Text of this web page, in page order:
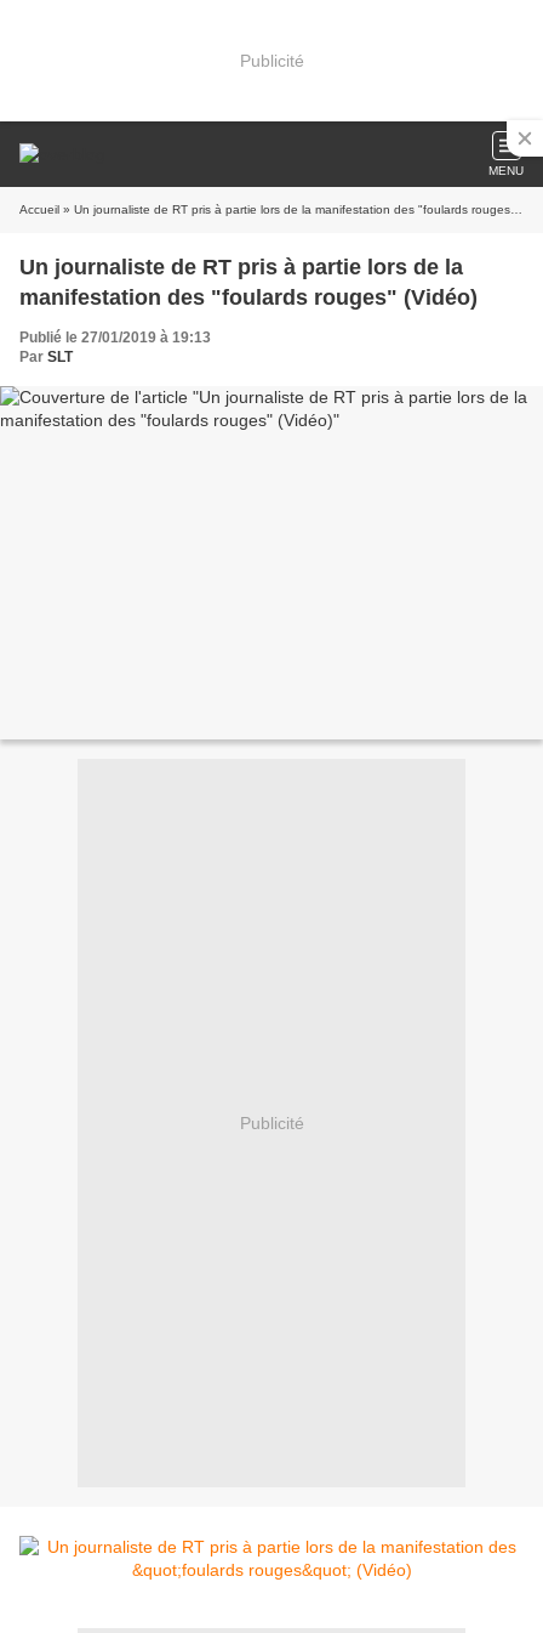
Publicité
MENU
Accueil » Un journaliste de RT pris à partie lors de la manifestation des "foulards rouges" (Vidéo)
Un journaliste de RT pris à partie lors de la
manifestation des "foulards rouges" (Vidéo)
Publié le 27/01/2019 à 19:13
Par SLT
Publicité